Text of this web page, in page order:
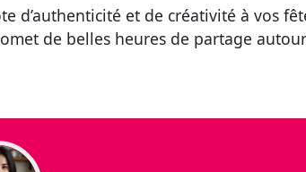
d’authenticité et de créativité à vos
de belles heures de partage